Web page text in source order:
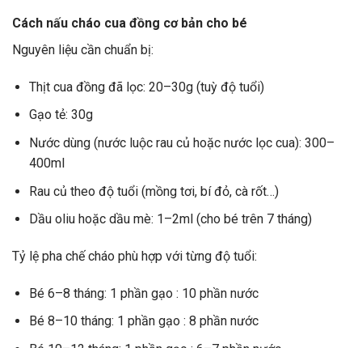
Cách nấu cháo cua đồng cơ bản cho bé
Nguyên liệu cần chuẩn bị:
Thịt cua đồng đã lọc: 20–30g (tuỳ độ tuổi)
Gạo tẻ: 30g
Nước dùng (nước luộc rau củ hoặc nước lọc cua): 300–
400ml
Rau củ theo độ tuổi (mồng tơi, bí đỏ, cà rốt…)
Dầu oliu hoặc dầu mè: 1–2ml (cho bé trên 7 tháng)
Tỷ lệ pha chế cháo phù hợp với từng độ tuổi:
Bé 6–8 tháng: 1 phần gạo : 10 phần nước
Bé 8–10 tháng: 1 phần gạo : 8 phần nước